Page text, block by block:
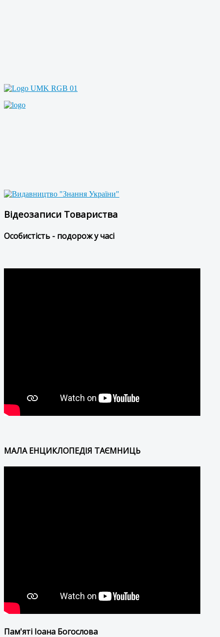
Відеозаписи Товариства
Особистість - подорож у часі
МАЛА ЕНЦИКЛОПЕДІЯ ТАЄМНИЦЬ
Пам'яті Іоана Богослова